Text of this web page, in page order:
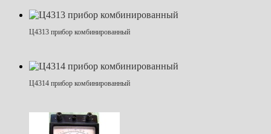
Ц4313 прибор комбинированный
Ц4314 прибор комбинированный